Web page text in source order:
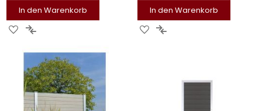
In den Warenkorb
ZUR
HINZUFÜGEN
ZUR
HINZUFÜGEN
In den Warenkorb
ZURZUR